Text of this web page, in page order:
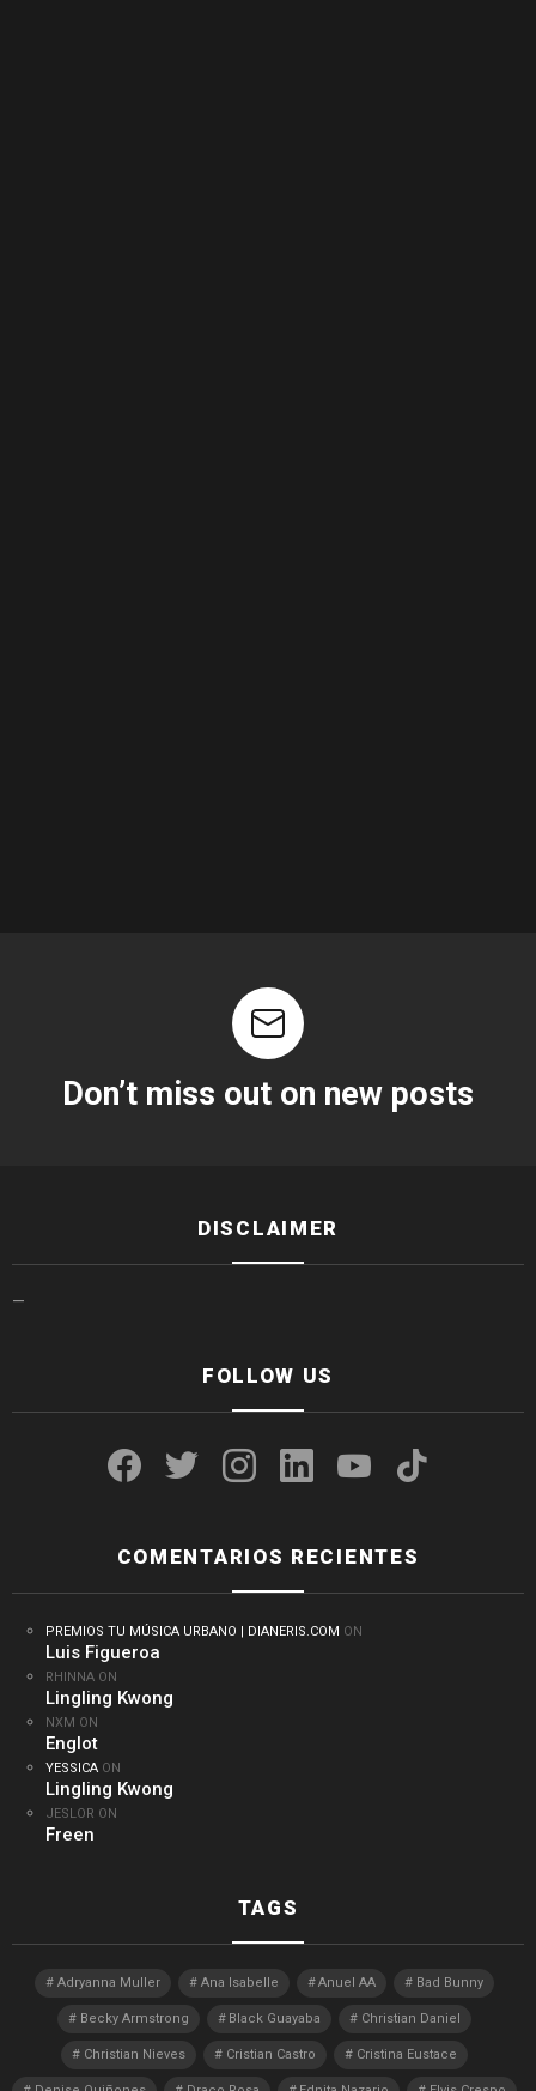
Don’t miss out on new posts
DISCLAIMER
—
FOLLOW US
COMENTARIOS RECIENTES
PREMIOS TU MÚSICA URBANO | DIANERIS.COM ON
Luis Figueroa
RHINNA ON
Lingling Kwong
NXM ON
Englot
YESSICA ON
Lingling Kwong
JESLOR ON
Freen
TAGS
Adryanna Muller Ana Isabelle Anuel AA Bad Bunny
Becky Armstrong Black Guayaba Christian Daniel
Christian Nieves Cristian Castro Cristina Eustace